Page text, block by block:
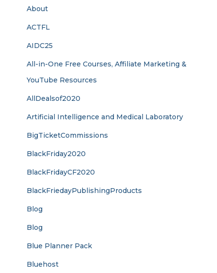
About
ACTFL
AIDC25
All-in-One Free Courses, Affiliate Marketing &
YouTube Resources
AllDealsof2020
Artificial Intelligence and Medical Laboratory
BigTicketCommissions
BlackFriday2020
BlackFridayCF2020
BlackFriedayPublishingProducts
Blog
Blog
Blue Planner Pack
Bluehost